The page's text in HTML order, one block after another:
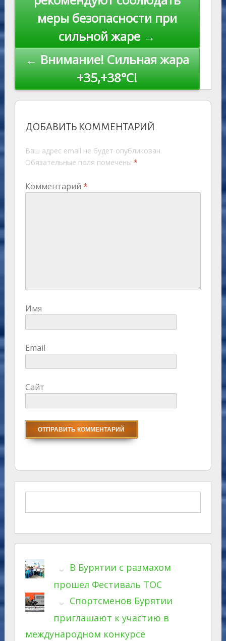
ki
записяммеры безопасности при
сильной жаре →
← Внимание! Сильная жара
+35,+38°С!
ДОБАВИТЬ КОММЕНТАРИЙ
Ваш адрес email не будет опубликован.
Обязательные поля помечены *
Комментарий *
Имя
Email
Сайт
В Бурятии с размахом
прошел Фестиваль ТОС
Спортсменов Бурятии
приглашают к участию в
международном конкурсе